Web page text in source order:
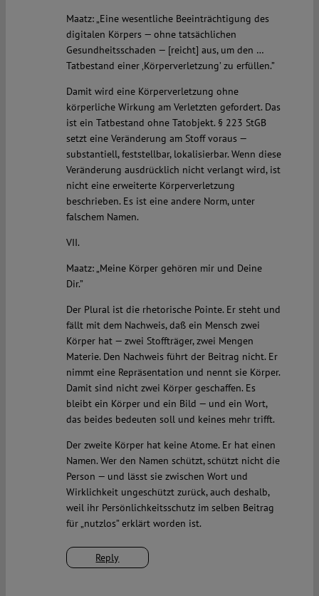
Reply
Maatz: „Eine wesentliche Beeinträchtigung des
digitalen Körpers — ohne tatsächlichen
Gesundheitsschaden — [reicht] aus, um den …
Tatbestand einer ‚Körperverletzung’ zu erfüllen.”
Damit wird eine Körperverletzung ohne
körperliche Wirkung am Verletzten gefordert. Das
ist ein Tatbestand ohne Tatobjekt. § 223 StGB
setzt eine Veränderung am Stoff voraus —
substantiell, feststellbar, lokalisierbar. Wenn diese
Veränderung ausdrücklich nicht verlangt wird, ist
nicht eine erweiterte Körperverletzung
beschrieben. Es ist eine andere Norm, unter
falschem Namen.
VII.
Maatz: „Meine Körper gehören mir und Deine
Dir.”
Der Plural ist die rhetorische Pointe. Er steht und
fällt mit dem Nachweis, daß ein Mensch zwei
Körper hat — zwei Stoffträger, zwei Mengen
Materie. Den Nachweis führt der Beitrag nicht. Er
nimmt eine Repräsentation und nennt sie Körper.
Damit sind nicht zwei Körper geschaffen. Es
bleibt ein Körper und ein Bild — und ein Wort,
das beides bedeuten soll und keines mehr trifft.
Der zweite Körper hat keine Atome. Er hat einen
Namen. Wer den Namen schützt, schützt nicht die
Person — und lässt sie zwischen Wort und
Wirklichkeit ungeschützt zurück, auch deshalb,
weil ihr Persönlichkeitsschutz im selben Beitrag
für „nutzlos” erklärt worden ist.